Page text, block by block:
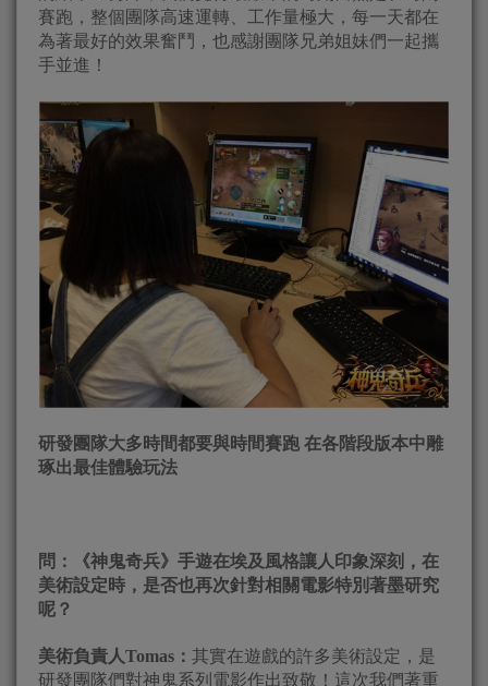
賽跑，整個團隊高速運轉、工作量極大，每一天都在
為著最好的效果奮鬥，也感謝團隊兄弟姐妹們一起攜
手並進！
研發團隊大多時間都要與時間賽跑 在各階段版本中雕
琢出最佳體驗玩法
問：《神鬼奇兵》手遊在埃及風格讓人印象深刻，在
美術設定時，是否也再次針對相關電影特別著墨研究
呢？
美術負責人Tomas： 其實在遊戲的許多美術設定，是
研發團隊們對神鬼系列電影作出致敬！這次我們著重